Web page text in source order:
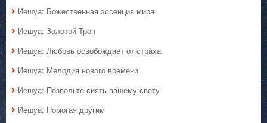
Иешуа: Божественная эссенция мира
Иешуа: Золотой Трон
Иешуа: Любовь освобождает от страха
Иешуа: Мелодия нового времени
Иешуа: Позвольте сиять вашему свету
Иешуа: Помогая другим